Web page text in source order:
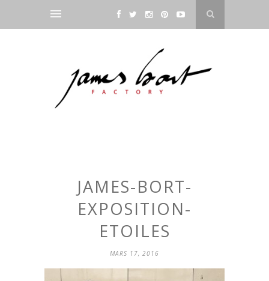
JAMES-BORT-
EXPOSITION-
ETOILES
MARS 17, 2016